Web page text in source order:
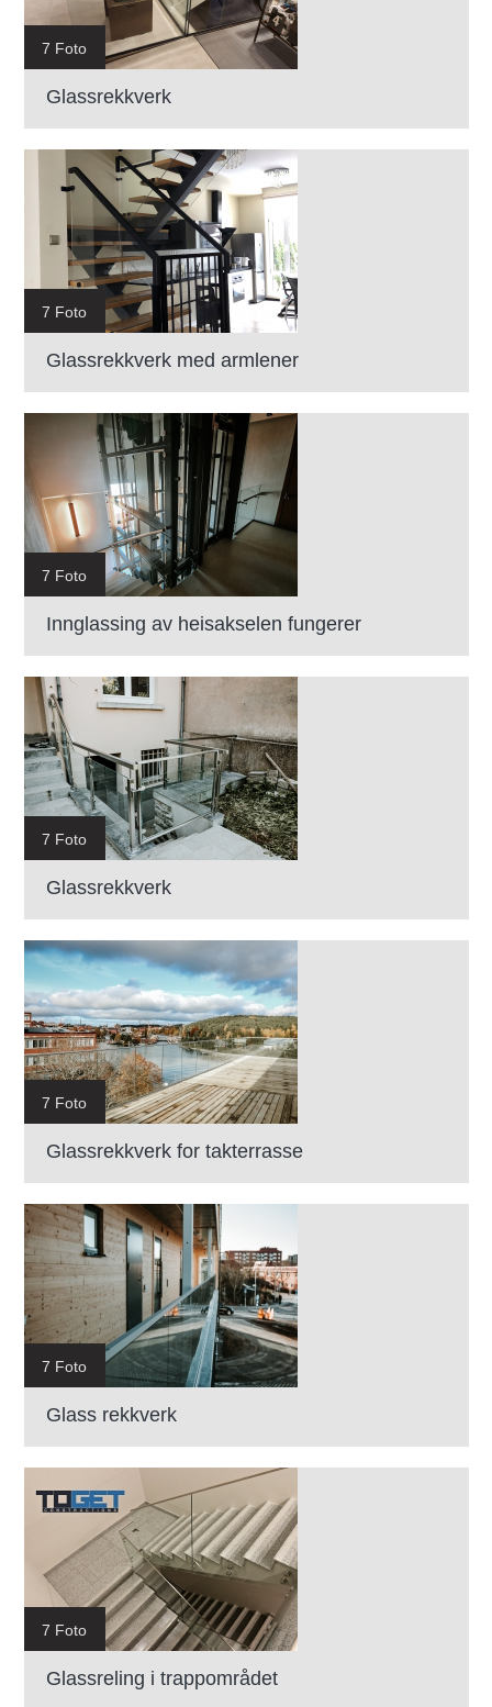
7 Foto
Glassrekkverk
7 Foto
Glassrekkverk med armlener
7 Foto
Innglassing av heisakselen fungerer
7 Foto
Glassrekkverk
7 Foto
Glassrekkverk for takterrasse
7 Foto
Glass rekkverk
7 Foto
Glassreling i trappområdet